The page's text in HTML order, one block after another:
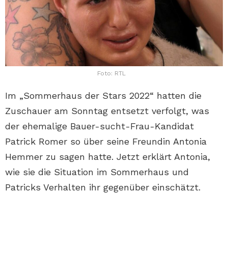
Foto: RTL
Im „Sommerhaus der Stars 2022“ hatten die
Zuschauer am Sonntag entsetzt verfolgt, was
der ehemalige Bauer-sucht-Frau-Kandidat
Patrick Romer so über seine Freundin Antonia
Hemmer zu sagen hatte. Jetzt erklärt Antonia,
wie sie die Situation im Sommerhaus und
Patricks Verhalten ihr gegenüber einschätzt.